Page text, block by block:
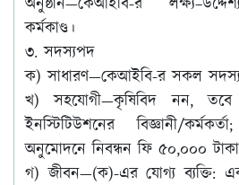
অনুষ্ঠান—কেআইবি-র
কর্মকাণ্ড।
৩. সদস্যপদ
ক) সাধারণ—কেআইবি-র সকল
খ) সহযোগী—কৃষিবিদ নন, তবে
ইনস্টিটিউশনের বিজ্ঞানী/
অনুমোদনে নিবন্ধন ফি ৫০,০০০
গ) জীবন—(ক)-এর যোগ্য ব্যক্তি: